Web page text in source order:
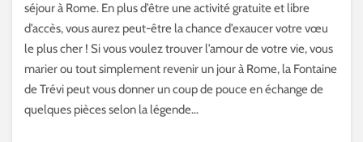
séjour à Rome. En plus d’être une activité gratuite et libre
d’accès, vous aurez peut-être la chance d’exaucer votre vœu
le plus cher ! Si vous voulez trouver l’amour de votre vie, vous
marier ou tout simplement revenir un jour à Rome, la Fontaine
de Trévi peut vous donner un coup de pouce en échange de
quelques pièces selon la légende…